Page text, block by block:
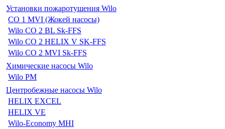
Установки пожаротушения Wilo
CO 1 MVI (Жокей насосы)
Wilo CO 2 BL Sk-FFS
Wilo CO 2 HELIX V SK-FFS
Wilo CO 2 MVI Sk-FFS
Химические насосы Wilo
Wilo PM
Центробежные насосы Wilo
HELIX EXCEL
HELIX VE
Wilo-Economy MHI